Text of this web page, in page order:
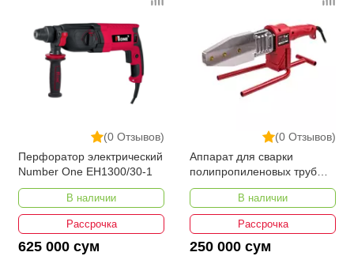
(0 Отзывов)
Перфоратор электрический
Number One EH1300/30-1
В наличии
Рассрочка
625 000 сум
(0 Отзывов)
Аппарат для сварки
полипропиленовых труб
Number One EPC40/15-1
В наличии
Рассрочка
250 000 сум